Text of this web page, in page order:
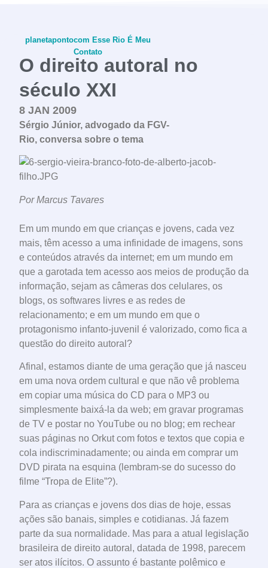
planetapontocom Esse Rio É Meu
Contato
O direito autoral no
século XXI
8 JAN 2009
Sérgio Júnior, advogado da FGV-
Rio, conversa sobre o tema
Por Marcus Tavares
Em um mundo em que crianças e jovens, cada vez
mais, têm acesso a uma infinidade de imagens, sons
e conteúdos através da internet; em um mundo em
que a garotada tem acesso aos meios de produção da
informação, sejam as câmeras dos celulares, os
blogs, os softwares livres e as redes de
relacionamento; e em um mundo em que o
protagonismo infanto-juvenil é valorizado, como fica a
questão do direito autoral?
Afinal, estamos diante de uma geração que já nasceu
em uma nova ordem cultural e que não vê problema
em copiar uma música do CD para o MP3 ou
simplesmente baixá-la da web; em gravar programas
de TV e postar no YouTube ou no blog; em rechear
suas páginas no Orkut com fotos e textos que copia e
cola indiscriminadamente; ou ainda em comprar um
DVD pirata na esquina (lembram-se do sucesso do
filme “Tropa de Elite”?).
Para as crianças e jovens dos dias de hoje, essas
ações são banais, simples e cotidianas. Já fazem
parte da sua normalidade. Mas para a atual legislação
brasileira de direito autoral, datada de 1998, parecem
ser atos ilícitos. O assunto é bastante polêmico e